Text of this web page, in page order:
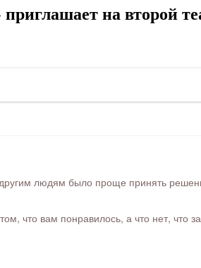
на второй
людям было проще принять
что вам понравилось, а что нет,